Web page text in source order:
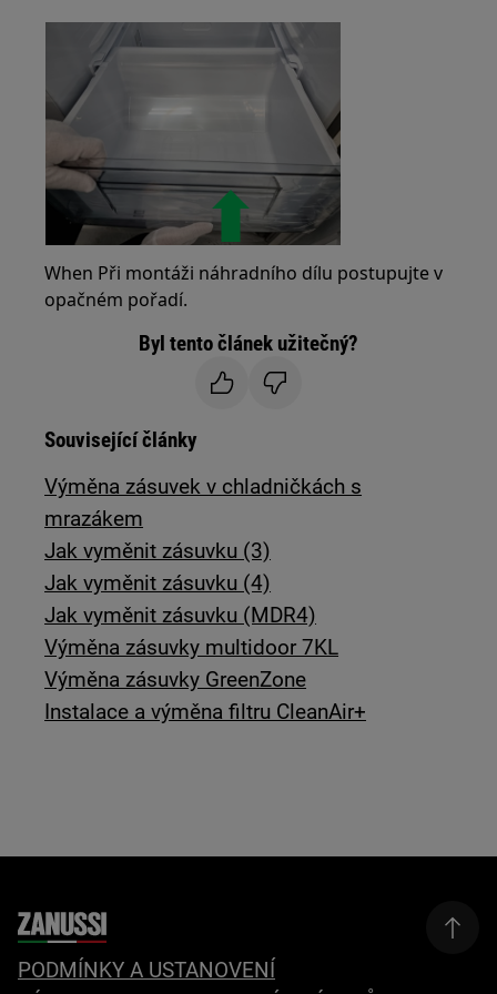
When Při montáži náhradního dílu postupujte v
opačném pořadí.
Byl tento článek užitečný?
Související články
Výměna zásuvek v chladničkách s
mrazákem
Jak vyměnit zásuvku (3)
Jak vyměnit zásuvku (4)
Jak vyměnit zásuvku (MDR4)
Výměna zásuvky multidoor 7KL
Výměna zásuvky GreenZone
Instalace a výměna filtru CleanAir+
PODMÍNKY A USTANOVENÍ